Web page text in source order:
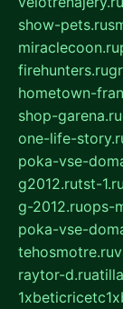
show-pets.ru
miraclecoon.ru
firehunters.ru
hometown-
shop-garena.ru
one-life-
poka-vse-
g2012.rutst-1.ru
g-2012.ruops-
poka-vse-
tehosmotre.ru
raytor-d.ru